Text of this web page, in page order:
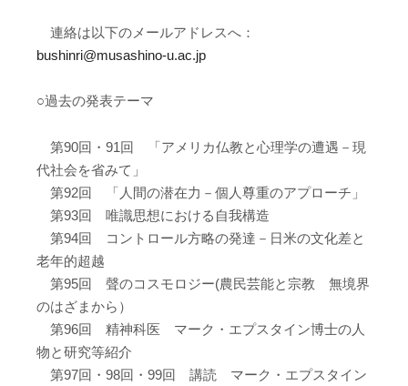
連絡は以下のメールアドレスへ：
bushinri@musashino-u.ac.jp
○過去の発表テーマ
第90回・91回 「アメリカ仏教と心理学の遭遇－現
代社会を省みて」
第92回 「人間の潜在力－個人尊重のアプローチ」
第93回 唯識思想における自我構造
第94回 コントロール方略の発達－日米の文化差と
老年的超越
第95回 聲のコスモロジー(農民芸能と宗教 無境界
のはざまから）
第96回 精神科医 マーク・エプスタイン博士の人
物と研究等紹介
第97回・98回・99回 講読 マーク・エプスタイン